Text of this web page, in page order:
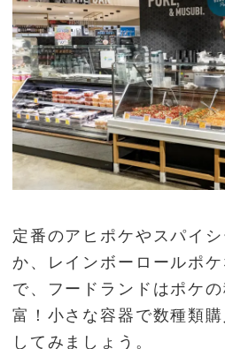
定番のアヒポケやスパイ
か、レインボーロールポ
で、フードランドはポケ
富！小さな容器で数種類
してみましょう。